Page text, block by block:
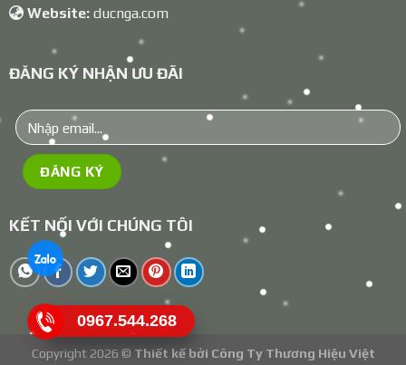
Website: ducnga.com
ĐĂNG KÝ NHẬN ƯU ĐÃI
KẾT NỐI VỚI CHÚNG TÔI
Copyright 2026 © Thiết kế bởi Công Ty Thương Hiệu Việt
0967.544.268